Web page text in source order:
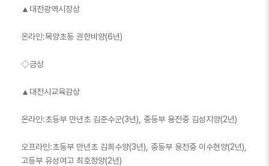
▲대전광역시장상
온라인:목양초등 권한비양(6년)
◇금상
▲대전시교육감상
온라인:초등부 만년초 김준수군(3년), 중등부 용전중 김성지양(2년)
오프라인:초등부 만년초 김희수양(3년), 중등부 용전중 이수현양(2년),
고등부 유성여고 최호정양(2년)